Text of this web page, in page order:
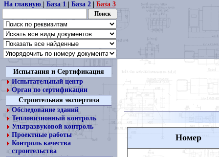
На главную| База 1| База 2| База 3
Испытания и Сертификация
Испытательный центр
Орган по сертификации
Строительная экспертиза
Обследование зданий
Тепловизионный контроль
Ультразвуковой контроль
Проектные работы
Контроль качества
строительства
Номер